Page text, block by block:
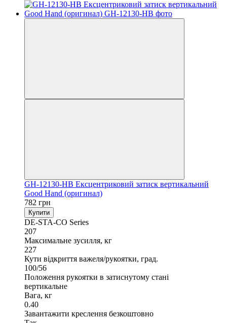
GH-12130-HB Ексцентриковий затиск вертикальний
Good Hand (оригинал)
782 грн
Купити
DE-STA-CO Series
207
Максимальне зусилля, кг
227
Кути відкриття важеля/рукоятки, град.
100/56
Положення рукоятки в затиснутому стані
вертикальне
Вага, кг
0.40
Завантажити креслення безкоштовно